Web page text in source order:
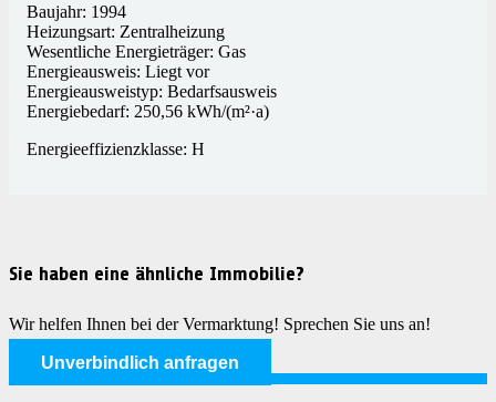
Baujahr: 1994
Heizungsart: Zentralheizung
Wesentliche Energieträger: Gas
Energieausweis: Liegt vor
Energieausweistyp: Bedarfsausweis
Energiebedarf: 250,56 kWh/(m²·a)
Energieeffizienzklasse: H
Sie haben eine ähnliche Immobilie?
Wir helfen Ihnen bei der Vermarktung! Sprechen Sie uns an!
Unverbindlich anfragen